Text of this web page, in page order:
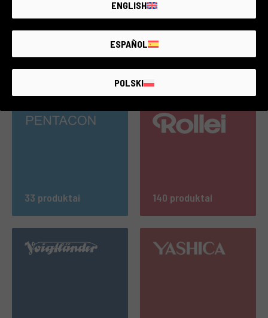
698 produktai 126 produktai
33 produktai 140 produktai
ENGLISH
ESPAÑOL
POLSKI